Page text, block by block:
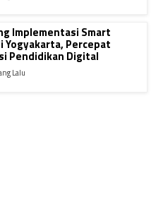
Implementasi Smart
Yogyakarta, Percepat
Pendidikan Digital
Lalu